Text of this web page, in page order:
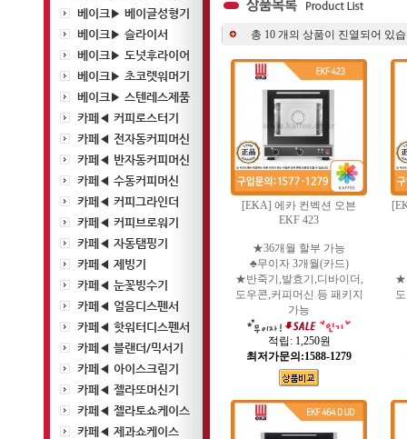
베이크▶ 베이글성형기
베이크▶ 슬라이서
베이크▶ 도넛후라이어
베이크▶ 초코렛워머기
베이크▶ 스텐레스제품
카페◀ 커피로스터기
카페◀ 전자동커피머신
카페◀ 반자동커피머신
카페◀ 수동커피머신
카페◀ 커피그라인더
카페◀ 커피브로워기
카페◀ 자동탬핑기
카페◀ 제빙기
카페◀ 눈꽃빙수기
카페◀ 얼음디스펜서
카페◀ 핫워터디스펜서
카페◀ 블랜더/믹서기
카페◀ 아이스크림기
카페◀ 젤라또머신기
카페◀ 젤라토쇼케이스
카페◀ 제과쇼케이스
총 10 개의 상품이 진열되어 있
[EKA] 에카 컨벡션 오븐
EKF 423
★36개월 할부 가능
♣무이자 3개월(카드)
★반죽기,발효기,디바이더,
도우콘,커피머신 등 패키지
가능
적립: 1,250원
최저가문의:1588-1279
★